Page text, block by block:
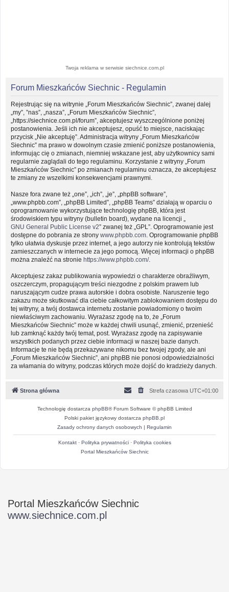
Twoja reklama w serwisie siechnice.com.pl
Forum Mieszkańców Siechnic - Regulamin
Rejestrując się na witrynie „Forum Mieszkańców Siechnic”, zwanej dalej
„my”, ”nas”, „nasza”, „Forum Mieszkańców Siechnic”,
„https://siechnice.com.pl/forum”, akceptujesz wyszczególnione poniżej
postanowienia. Jeśli ich nie akceptujesz, opuść to miejsce, naciskając
przycisk „Nie akceptuję”. Administracja witryny „Forum Mieszkańców
Siechnic” ma prawo w dowolnym czasie zmienić poniższe postanowienia,
informując cię o zmianach, niemniej wskazane jest, aby użytkownicy sami
regularnie zaglądali do tego regulaminu. Korzystanie z witryny „Forum
Mieszkańców Siechnic” po zmianach regulaminu oznacza, że akceptujesz
te zmiany ze wszelkimi konsekwencjami prawnymi.
Nasze fora zwane też „one”, „ich”, „je”, „phpBB software”,
„www.phpbb.com”, „phpBB Limited”, „phpBB Teams” działają w oparciu o
oprogramowanie wykorzystujące technologię phpBB, która jest
środowiskiem typu witryny (bulletin board), wydane na licencji „
GNU General Public License v2” zwanej też „GPL”. Oprogramowanie jest
dostępne do pobrania ze strony www.phpbb.com . Oprogramowanie phpBB
tylko ułatwia dyskusje przez internet, a jego autorzy nie kontrolują tekstów
zamieszczanych w internecie za jego pomocą. Więcej informacji o phpBB
można znaleźć na stronie https://www.phpbb.com/.
Akceptujesz zakaz publikowania wypowiedzi o charakterze obraźliwym,
oszczerczym, propagującym treści niezgodne z polskim prawem lub
naruszającym cudze prawa autorskie i dobra osobiste. Naruszenie tego
zakazu może skutkować dla ciebie całkowitym zablokowaniem dostępu do
tej witryny, a twój dostawca internetu zostanie powiadomiony o twoim
niewłaściwym zachowaniu. Wyrażasz zgodę na to, że „Forum
Mieszkańców Siechnic” może w każdej chwili usunąć, zmienić, przenieść
lub zamknąć każdy twój temat, post. Wyrażasz zgodę na zapisywanie
wszystkich podanych przez ciebie informacji w naszej bazie danych.
Informacje te nie będą przekazywane nikomu bez twojej zgody, ale ani
„Forum Mieszkańców Siechnic”, ani phpBB nie ponosi odpowiedzialności
za włamania do witryny, podczas których może dojść do kradzieży danych.
Strona główna Strefa czasowa UTC+01:00
Technologię dostarcza phpBB® Forum Software © phpBB Limited
Polski pakiet językowy dostarcza phpBB.pl
Zasady ochrony danych osobowych | Regulamin
Kontakt· Polityka prywatności· Polityka cookies
Portal Mieszkańców Siechnic
Portal Mieszkańców Siechnic
www.siechnice.com.pl